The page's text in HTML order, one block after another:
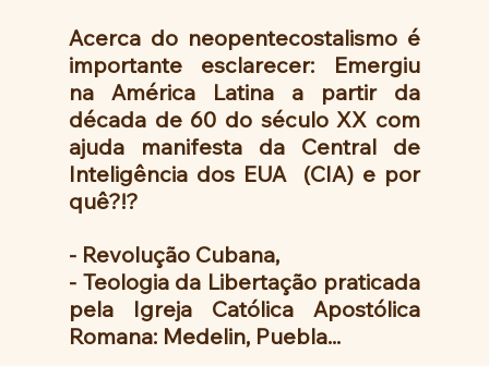
Acerca do neopentecostalismo é
importante esclarecer: Emergiu
na América Latina a partir da
década de 60 do século XX com
ajuda manifesta da Central de
Inteligência dos EUA  (CIA) e por
quê?!?
- Revolução Cubana,
- Teologia da Libertação praticada
pela Igreja Católica Apostólica
Romana: Medelin, Puebla...